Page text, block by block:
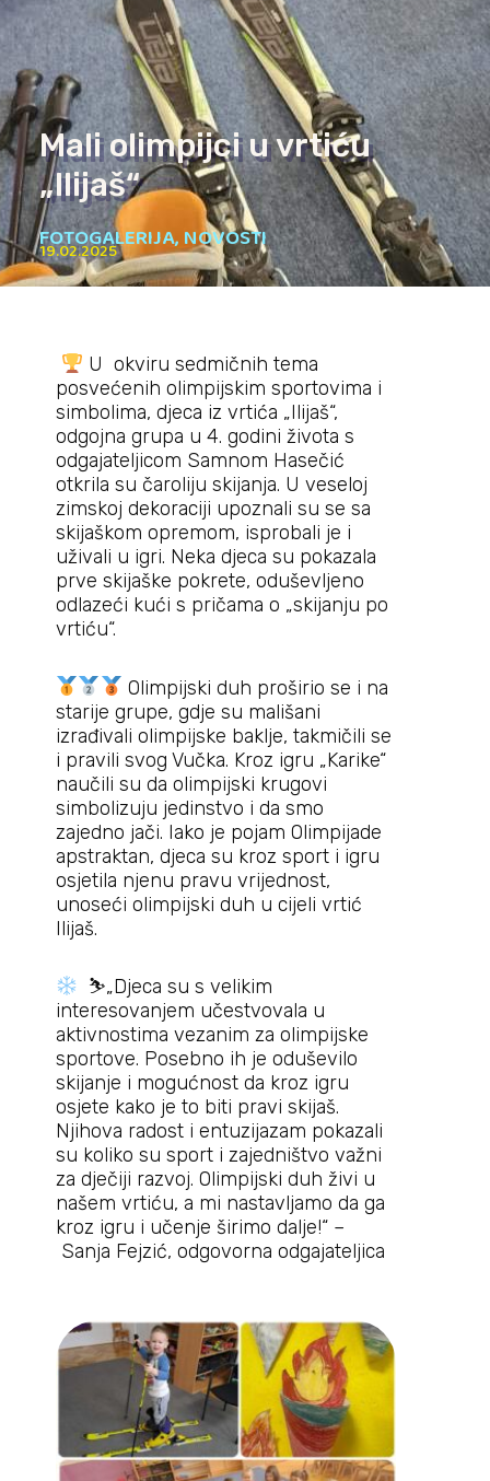
Mali olimpijci u vrtiću
„Ilijaš“
FOTOGALERIJA,NOVOSTI
19.02.2025
U okviru sedmičnih tema
posvećenih olimpijskim sportovima i
simbolima, djeca iz vrtića „Ilijaš“,
odgojna grupa u 4. godini života s
odgajateljicom Samnom Hasečić
otkrila su čaroliju skijanja. U veseloj
zimskoj dekoraciji upoznali su se sa
skijaškom opremom, isprobali je i
uživali u igri. Neka djeca su pokazala
prve skijaške pokrete, oduševljeno
odlazeći kući s pričama o „skijanju po
vrtiću“.
Olimpijski duh proširio se i na
starije grupe, gdje su mališani
izrađivali olimpijske baklje, takmičili se
i pravili svog Vučka. Kroz igru „Karike“
naučili su da olimpijski krugovi
simbolizuju jedinstvo i da smo
zajedno jači. Iako je pojam Olimpijade
apstraktan, djeca su kroz sport i igru
osjetila njenu pravu vrijednost,
unoseći olimpijski duh u cijeli vrtić
Ilijaš.
⛷„Djeca su s velikim
interesovanjem učestvovala u
aktivnostima vezanim za olimpijske
sportove. Posebno ih je oduševilo
skijanje i mogućnost da kroz igru
osjete kako je to biti pravi skijaš.
Njihova radost i entuzijazam pokazali
su koliko su sport i zajedništvo važni
za dječiji razvoj. Olimpijski duh živi u
našem vrtiću, a mi nastavljamo da ga
kroz igru i učenje širimo dalje!“ –
Sanja Fejzić, odgovorna odgajateljica